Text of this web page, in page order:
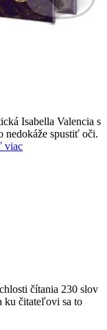
Isabella Valencia s
nedokáže spustiť oči.
viac
čítania 230 slov
ku čitateľovi sa to